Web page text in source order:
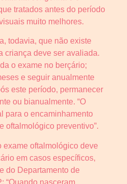
tratados antes do período
muito melhores.
todavia, que não existe
criança deve ser avaliada.
o exame no berçário;
e seguir anualmente
este período, permanecer
ou bianualmente. “O
para o encaminhamento
oftalmológico preventivo”.
exame oftalmológico deve
em casos específicos,
do Departamento de
“Quando nasceram